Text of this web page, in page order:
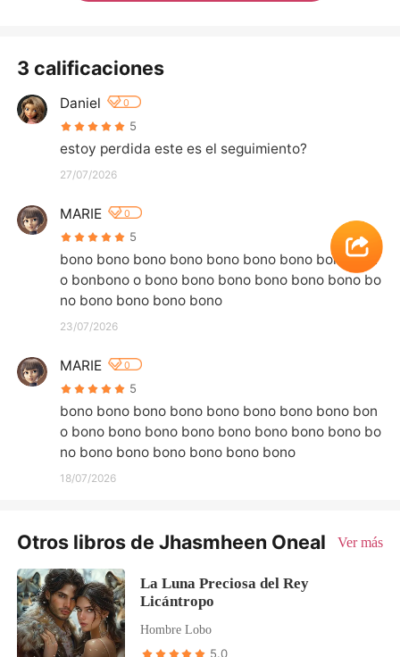
3 calificaciones
Daniel 0
5
estoy perdida este es el seguimiento?
27/07/2026
MARIE 0
5
bono bono bono bono bono bono bono bono bon
o bonbono o bono bono bono bono bono bono bo
no bono bono bono bono
23/07/2026
MARIE 0
5
bono bono bono bono bono bono bono bono bon
o bono bono bono bono bono bono bono bono bo
no bono bono bono bono bono bono
18/07/2026
Otros libros de Jhasmheen Oneal Ver más
La Luna Preciosa del Rey
Licántropo
Hombre Lobo
5.0